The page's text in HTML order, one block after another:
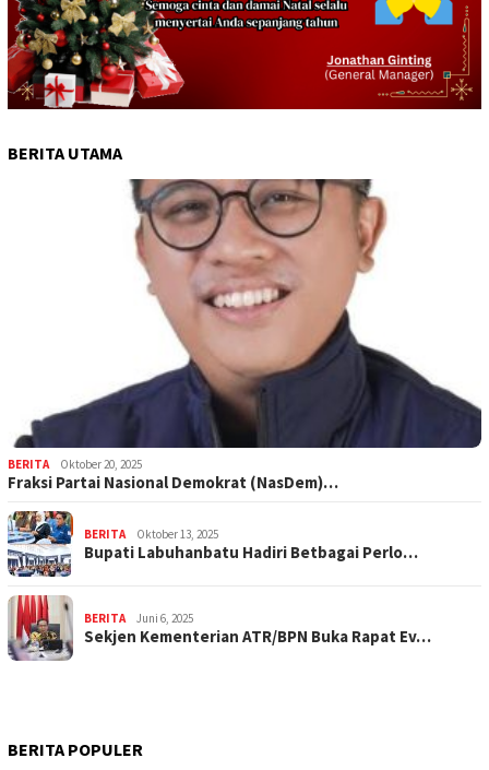
BERITA UTAMA
BERITA Oktober 20, 2025
Fraksi Partai Nasional Demokrat (NasDem)…
BERITA Oktober 13, 2025
Bupati Labuhanbatu Hadiri Betbagai Perlo…
BERITA Juni 6, 2025
Sekjen Kementerian ATR/BPN Buka Rapat Ev…
BERITA POPULER